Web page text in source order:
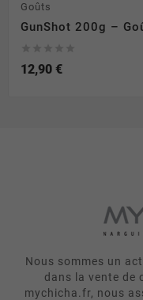
Goûts
GunShot 200g –
12,90 €
Nous sommes un
dans la vente de
mychicha.fr, nous